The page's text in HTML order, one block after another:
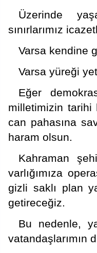
Üzerinde
sınırlarımız
Varsa kendine
Varsa yüreği
Eğer
milletimizin tarihi
can pahasına
haram olsun.
Kahraman
varlığımıza
gizli saklı plan
getireceğiz.
Bu nedenle,
vatandaşlarımın